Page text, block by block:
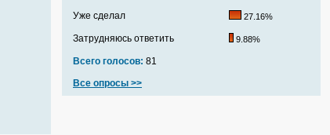
Уже сделал 27.16%
Затрудняюсь ответить 9.88%
Всего голосов: 81
Все опросы >>